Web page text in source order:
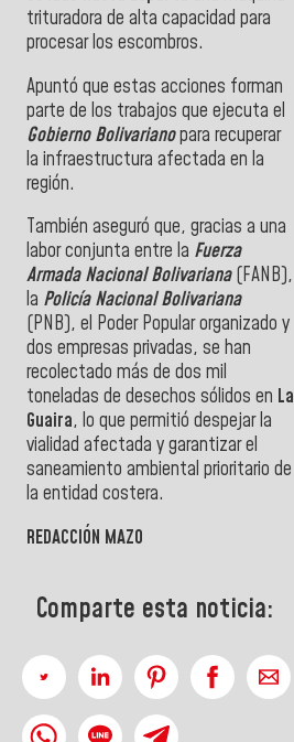
trituradora de alta capacidad para
procesar los escombros.
Apuntó que estas acciones forman
parte de los trabajos que ejecuta el
Gobierno Bolivarianopara recuperar
la infraestructura afectada en la
región.
También aseguró que, gracias a una
labor conjunta entre la Fuerza
Armada Nacional Bolivariana(FANB),
la Policía Nacional Bolivariana
(PNB), el Poder Popular organizado y
dos empresas privadas, se han
recolectado más de dos mil
toneladas de desechos sólidos en La
Guaira, lo que permitió despejar la
vialidad afectada y garantizar el
saneamiento ambiental prioritario de
la entidad costera.
REDACCIÓN MAZO
Comparte esta noticia: